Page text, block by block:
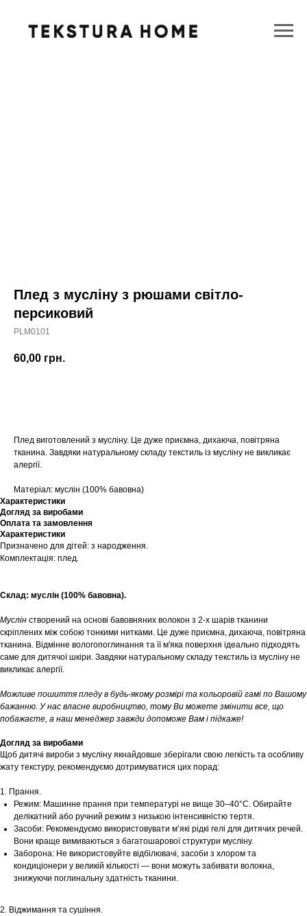
Плед з мусліну з рюшами світло-
персиковий
PLM0101
60,00 грн.
Плед виготовлений з мусліну. Це дуже приємна, дихаюча, повітряна
тканина. Завдяки натуральному складу текстиль із мусліну не викликає
алергії.
Матеріал: муслін (100% бавовна)
Характеристики
Догляд за виробами
Оплата та замовлення
Характеристики
Призначено для дітей: з народження.
Комплектація: плед.
Склад: муслін (100% бавовна).
Муслін створений на основі бавовняних волокон з 2-х шарів тканини
скріплених між собою тонкими нитками. Це дуже приємна, дихаюча, повітряна
тканина. Відмінне вологопоглинання та її м'яка поверхня ідеально підходять
саме для дитячої шкіри. Завдяки натуральному складу текстиль із мусліну не
викликає алергії.
Можливе пошиття пледу в будь-якому розмірі та кольоровій гамі по Вашому
бажанню. У нас власне виробництво, тому Ви можете змінити все, що
побажаєте, а наш менеджер завжди допоможе Вам і підкаже!
Догляд за виробами
Щоб дитячі вироби з мусліну якнайдовше зберігали свою легкість та особливу
жату текстуру, рекомендуємо дотримуватися цих порад:
1. Прання.
Режим: Машинне прання при температурі не вище 30–40°С. Обирайте
делікатний або ручний режим з низькою інтенсивністю тертя.
Засоби: Рекомендуємо використовувати м’які рідкі гелі для дитячих речей.
Вони краще вимиваються з багатошарової структури мусліну.
Заборона: Не використовуйте відбілювачі, засоби з хлором та
кондиціонери у великій кількості — вони можуть забивати волокна,
знижуючи поглинальну здатність тканини.
2. Віджимання та сушіння.